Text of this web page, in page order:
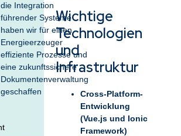
die Integration
führender Systeme
haben wir für einen
Energieerzeuger
effiziente Prozesse und
eine zukunftssichere
Dokumentenverwaltung
geschaffen
Wichtige
Technologien
und
Infrastruktur
Cross-Platform-
Entwicklung
(Vue.js und Ionic
Framework)